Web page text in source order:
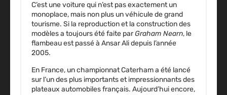
C’est une voiture qui n’est pas exactement un
monoplace, mais non plus un véhicule de grand
tourisme. Si la reproduction et la construction des
modèles a toujours été faite parGraham Nearn, le
flambeau est passéà Ansar Alidepuis l’année
2005.
En France, un championnat Caterham a été lancé
sur l’un des plus importants et impressionnants des
plateaux automobiles français. Aujourd’hui encore,